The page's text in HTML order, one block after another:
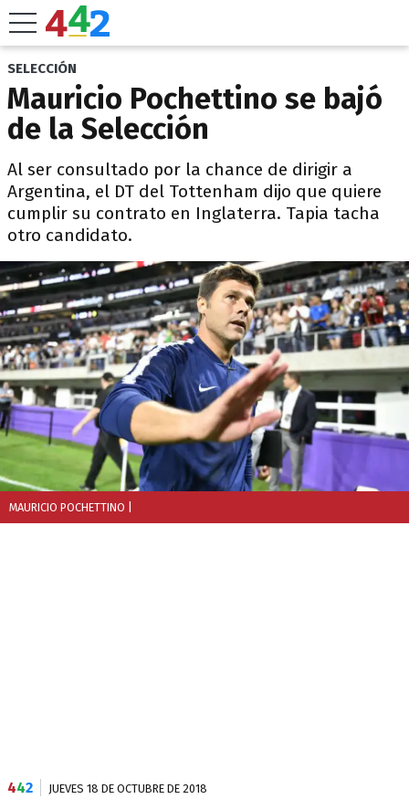
SELECCIÓN
Mauricio Pochettino se bajó
de la Selección
Al ser consultado por la chance de dirigir a
Argentina, el DT del Tottenham dijo que quiere
cumplir su contrato en Inglaterra. Tapia tacha
otro candidato.
MAURICIO POCHETTINO
442 JUEVES 18 DE OCTUBRE DE 2018